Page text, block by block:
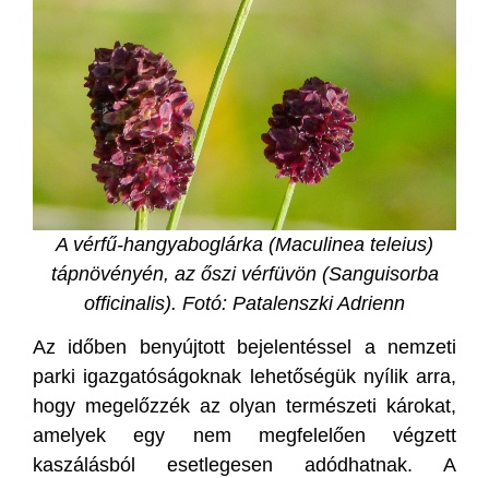
A vérfű-hangyaboglárka (Maculinea teleius)
tápnövényén, az őszi vérfüvön (Sanguisorba
officinalis). Fotó: Patalenszki Adrienn
Az időben benyújtott bejelentéssel a nemzeti
parki igazgatóságoknak lehetőségük nyílik arra,
hogy megelőzzék az olyan természeti károkat,
amelyek egy nem megfelelően végzett
kaszálásból esetlegesen adódhatnak. A